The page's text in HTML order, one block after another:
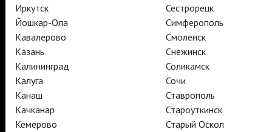
TheatreHD
TheatreHD Опера
TheatreHD Балет в кино
АРТ-ЛЕКТОРИЙ В КИНО
TheatreHD
Иркутск
Йошкар-Ола
Кавалерово
Казань
Калининград
Калуга
Канаш
Качканар
Кемерово
Сестрорецк
Симферополь
Смоленск
Снежинск
Соликамск
Сочи
Ставрополь
Староуткинск
Старый Оскол